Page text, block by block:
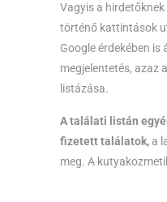
Vagyis a
történő kattintások
Google érdekében is
megjelentetés, azaz
listázása.
A találati listán
fizetett találatok, a
meg. A